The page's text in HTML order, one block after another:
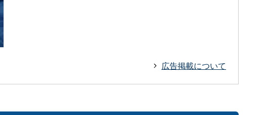
広告掲載について